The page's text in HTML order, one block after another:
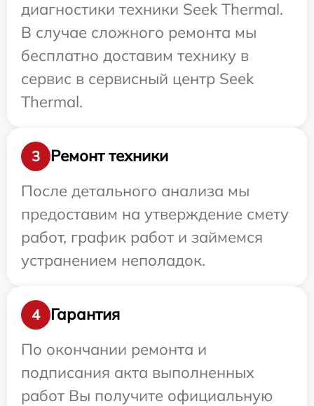
диагностики техники Seek Thermal.
В случае сложного ремонта мы
бесплатно доставим технику в
сервис в сервисный центр Seek
Thermal.
3
Ремонт техники
После детального анализа мы
предоставим на утверждение смету
работ, график работ и займемся
устранением неполадок.
4
Гарантия
По окончании ремонта и
подписания акта выполненных
работ Вы получите официальную